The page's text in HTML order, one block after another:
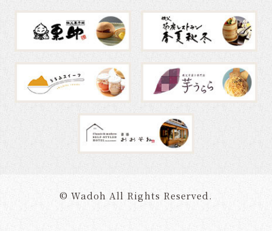
© Wadoh All Rights Reserved.